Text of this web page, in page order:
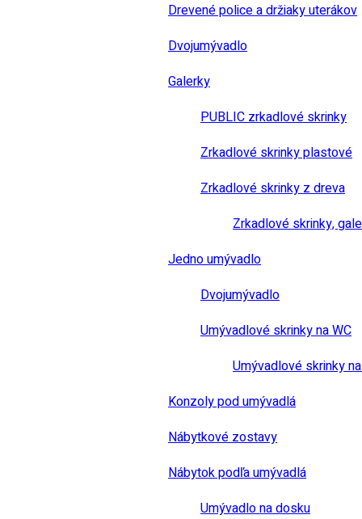
Drevené police a držiaky uterákov
Dvojumývadlo
Galerky
PUBLIC zrkadlové skrinky
Zrkadlové skrinky plastové
Zrkadlové skrinky z dreva
Zrkadlové skrinky,
Jedno umývadlo
Dvojumývadlo
Umývadlové skrinky na WC
Umývadlové skrinky
Konzoly pod umývadlá
Nábytkové zostavy
Nábytok podľa umývadlá
Umývadlo na dosku